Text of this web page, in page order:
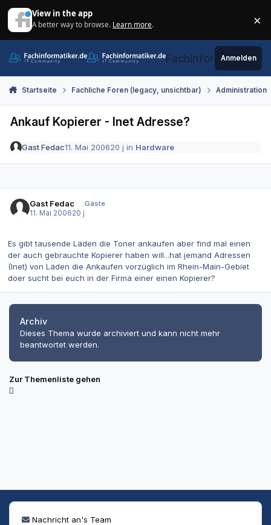
View in the app
A better way to browse. Learn more. ×
Fachinformatiker.de
Anmelden
Startseite Fachliche Foren (legacy, unsichtbar) Administration
Ankauf Kopierer - Inet Adresse?
Gast Fedac11. Mai 200620 j in Hardware
Gast Fedac
Gäste
11. Mai 200620 j
Es gibt tausende Läden die Toner ankaufen aber find mal einen
der auch gebrauchte Kopierer haben will...hat jemand Adressen
(Inet) von Läden die Ankaufen vorzüglich im Rhein-Main-Gebiet
doer sucht bei euch in der Firma einer einen Kopierer?
Archiv
Dieses Thema wurde archiviert und kann nicht mehr
beantwortet werden.
Zur Themenliste gehen
Nachricht an's Team